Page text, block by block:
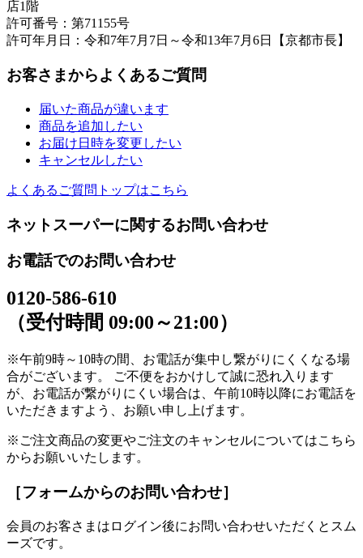
店1階
許可番号：第71155号
許可年月日：令和7年7月7日～令和13年7月6日【京都市長】
お客さまからよくあるご質問
届いた商品が違います
商品を追加したい
お届け日時を変更したい
キャンセルしたい
よくあるご質問トップはこちら
ネットスーパーに関するお問い合わせ
お電話でのお問い合わせ
0120-586-610
（受付時間 09:00～21:00）
※午前9時～10時の間、お電話が集中し繋がりにくくなる場
合がございます。 ご不便をおかけして誠に恐れ入ります
が、お電話が繋がりにくい場合は、午前10時以降にお電話を
いただきますよう、お願い申し上げます。
※ご注文商品の変更やご注文のキャンセルについてはこちら
からお願いいたします。
［フォームからのお問い合わせ］
会員のお客さまはログイン後にお問い合わせいただくとスム
ーズです。